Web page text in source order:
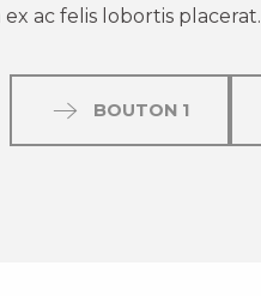
ac felis lobortis placerat.
BOUTON 1